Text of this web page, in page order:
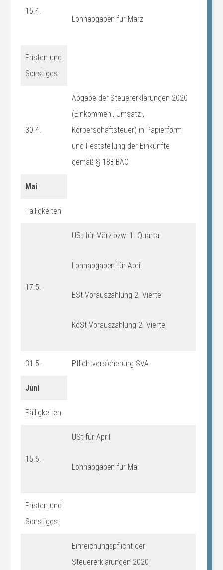
15.4.
Lohnabgaben für März
Fristen und
Sonstiges
30.4.
Abgabe der Steuererklärungen 2020
(Einkommen-, Umsatz-,
Körperschaftsteuer) in Papierform
und Feststellung der Einkünfte
gemäß § 188 BAO
Mai
Fälligkeiten
17.5.
USt für März bzw. 1. Quartal
Lohnabgaben für April
ESt-Vorauszahlung 2. Viertel
KöSt-Vorauszahlung 2. Viertel
31.5. Pflichtversicherung SVA
Juni
Fälligkeiten
15.6.
USt für April
Lohnabgaben für Mai
Fristen und
Sonstiges
Einreichungspflicht der
Steuererklärungen 2020